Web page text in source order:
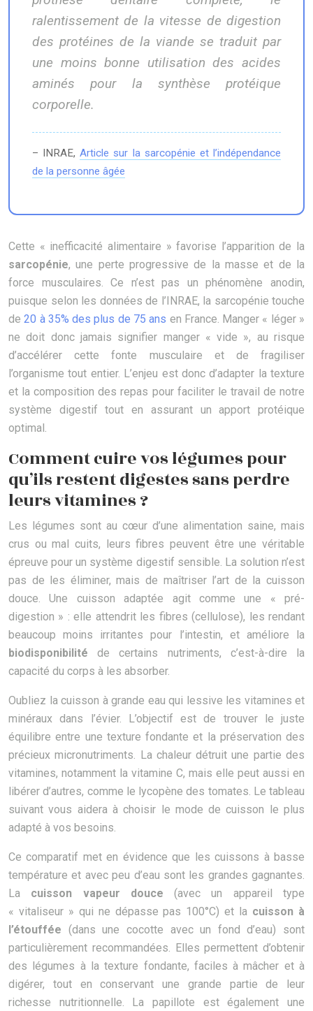
ralentissement de la vitesse de digestion
des protéines de la viande se traduit par
une moins bonne utilisation des acides
aminés pour la synthèse protéique
corporelle.
– INRAE,Article sur la sarcopénie et l’indépendance
de la personne âgée
Cette « inefficacité alimentaire » favorise l’apparition de la
sarcopénie, une perte progressive de la masse et de la
force musculaires. Ce n’est pas un phénomène anodin,
puisque selon les données de l’INRAE, la sarcopénie touche
de20 à 35% des plus de 75 ans en France. Manger « léger »
ne doit donc jamais signifier manger « vide », au risque
d’accélérer cette fonte musculaire et de fragiliser
l’organisme tout entier. L’enjeu est donc d’adapter la texture
et la composition des repas pour faciliter le travail de notre
système digestif tout en assurant un apport protéique
optimal.
Comment cuire vos légumes pour
qu’ils restent digestes sans perdre
leurs vitamines ?
Les légumes sont au cœur d’une alimentation saine, mais
crus ou mal cuits, leurs fibres peuvent être une véritable
épreuve pour un système digestif sensible. La solution n’est
pas de les éliminer, mais de maîtriser l’art de la cuisson
douce. Une cuisson adaptée agit comme une « pré-
digestion » : elle attendrit les fibres (cellulose), les rendant
beaucoup moins irritantes pour l’intestin, et améliore la
biodisponibilité de certains nutriments, c’est-à-dire la
capacité du corps à les absorber.
Oubliez la cuisson à grande eau qui lessive les vitamines et
minéraux dans l’évier. L’objectif est de trouver le juste
équilibre entre une texture fondante et la préservation des
précieux micronutriments. La chaleur détruit une partie des
vitamines, notamment la vitamine C, mais elle peut aussi en
libérer d’autres, comme le lycopène des tomates. Le tableau
suivant vous aidera à choisir le mode de cuisson le plus
adapté à vos besoins.
Ce comparatif met en évidence que les cuissons à basse
température et avec peu d’eau sont les grandes gagnantes.
La cuisson vapeur douce (avec un appareil type
« vitaliseur » qui ne dépasse pas 100°C) et la cuisson à
l’étouffée (dans une cocotte avec un fond d’eau) sont
particulièrement recommandées. Elles permettent d’obtenir
des légumes à la texture fondante, faciles à mâcher et à
digérer, tout en conservant une grande partie de leur
richesse nutritionnelle. La papillote est également une